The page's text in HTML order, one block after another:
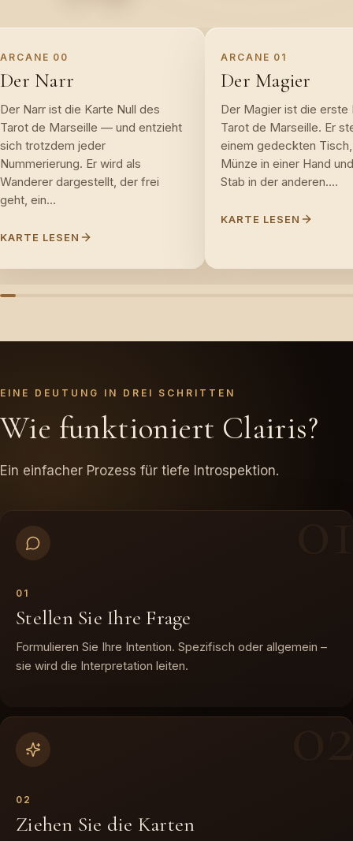
ARCANE 00
Der Narr
Der Narr ist die Karte Null des
Tarot de Marseille — und entzieht
sich trotzdem jeder
Nummerierung. Er wird als
Wanderer dargestellt, der frei
geht, ein…
KARTE LESEN
ARCANE 01
Der Magier
Der Magier ist die erste
Tarot de Marseille. Er
einem gedeckten
Münze in einer Hand
Stab in der anderen.…
KARTE LESEN
EINE DEUTUNG IN DREI SCHRITTEN
Wie funktioniert Clairis?
Ein einfacher Prozess für tiefe Introspektion.
0
0 1
Stellen Sie Ihre Frage
Formulieren Sie Ihre Intention. Spezifisch oder allgemein –
sie wird die Interpretation leiten.
0
0 2
Ziehen Sie die Karten